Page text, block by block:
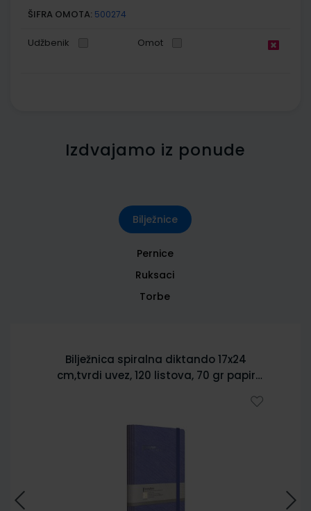
ŠIFRA OMOTA: 500274
Udžbenik Omot
Izdvajamo iz ponude
Bilježnice
Pernice
Ruksaci
Torbe
Bilježnica spiralna diktando 17x24
cm,tvrdi uvez, 120 listova, 70 gr papir